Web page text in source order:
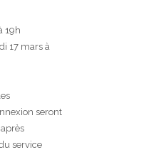
19h
17 mars à
seront
service